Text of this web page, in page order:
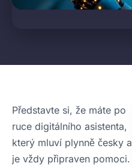
Představte si, že máte po
ruce digitálního asistenta,
který mluví plynně česky a
je vždy připraven pomoci.